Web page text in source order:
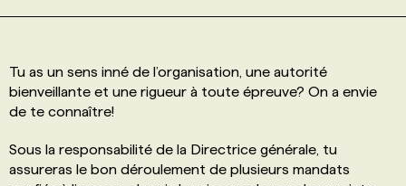
FAQ
ANNONCEZ AVEC NOUS
Tu as un sens inné de l’organisation, une autorité
bienveillante et une rigueur à toute épreuve? On a envie
de te connaître!
Sous la responsabilité de la Directrice générale, tu
assureras le bon déroulement de plusieurs mandats